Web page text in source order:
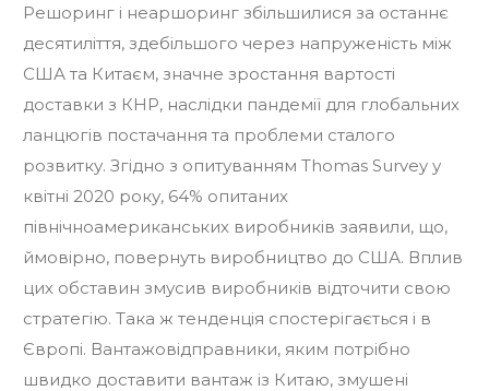
Решоринг і неаршоринг збільшилися за останнє
десятиліття, здебільшого через напруженість між
США та Китаєм, значне зростання вартості
доставки з КНР, наслідки пандемії для глобальних
ланцюгів постачання та проблеми сталого
розвитку. Згідно з опитуванням Thomas Survey у
квітні 2020 року, 64% опитаних
північноамериканських виробників заявили, що,
ймовірно, повернуть виробництво до США. Вплив
цих обставин змусив виробників відточити свою
стратегію. Така ж тенденція спостерігається і в
Європі. Вантажовідправники, яким потрібно
швидко доставити вантаж із Китаю, змушені